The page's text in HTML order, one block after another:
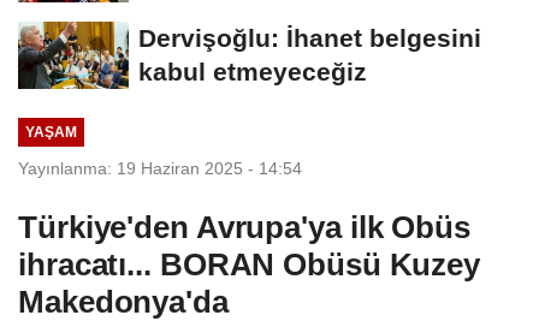
Vatan hainliğine...
Dervişoğlu: İhanet belgesini
kabul etmeyeceğiz
YAŞAM
Yayınlanma: 19 Haziran 2025 - 14:54
Türkiye'den Avrupa'ya ilk Obüs
ihracatı... BORAN Obüsü Kuzey
Makedonya'da